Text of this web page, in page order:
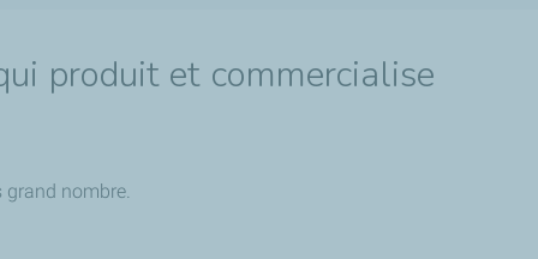
produit et commercialise
grand nombre.